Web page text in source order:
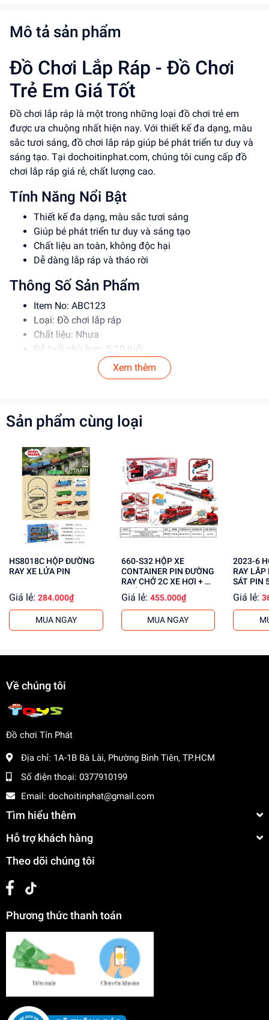
Mô tả sản phẩm
Đồ Chơi Lắp Ráp - Đồ Chơi
Trẻ Em Giá Tốt
Đồ chơi lắp ráp là một trong những loại đồ chơi trẻ em
được ưa chuộng nhất hiện nay. Với thiết kế đa dạng, màu
sắc tươi sáng, đồ chơi lắp ráp giúp bé phát triển tư duy và
sáng tạo. Tại dochoitinphat.com, chúng tôi cung cấp đồ
chơi lắp ráp giá rẻ, chất lượng cao.
Tính Năng Nổi Bật
Thiết kế đa dạng, màu sắc tươi sáng
Giúp bé phát triển tư duy và sáng tạo
Chất liệu an toàn, không độc hại
Dễ dàng lắp ráp và tháo rời
Thông Số Sản Phẩm
Item No: ABC123
Loại: Đồ chơi lắp ráp
Chất liệu: Nhựa
Độ tuổi phù hợp: 5-10 tuổi
Hướng Dẫn Sử Dụng
Để xa tầm tay trẻ em khi không sử dụng
Lợi Ích Phát Triển
Phát triển tư duy và sáng tạo
Rèn luyện kỹ năng giải quyết vấn đề
Tăng cường khả năng phối hợp tay mắt
Mua ngay tạidochoitinphat.com, chúng tôi cung cấp giá sỉ
cho khách buôn. Liên hệ với chúng tôi để biết thêm thông
Xem thêm
Sản phẩm cùng loại
HS8018C HỘP ĐƯỜNG
RAY XE LỬA PIN
Giá lẻ: 284.000₫
MUA NGAY
660-S32 HỘP XE
CONTAINER PIN ĐƯỜNG
RAY CHỞ 2C XE HƠI + BỆ
PHÓNG
Giá lẻ: 455.000₫
MUA NGAY
2023-6 HỘP ĐƯỜNG
RAY LẮP
SÁT PIN
Giá lẻ:
Về chúng tôi
Đồ chơi Tín Phát
Địa chỉ: 1A-1B Bà Lài, Phường Bình Tiên, TP.HCM
Số điện thoại: 0377910199
Email: dochoitinphat@gmail.com
Tìm hiểu thêm
Hỗ trợ khách hàng
Theo dõi chúng tôi
Phương thức thanh toán